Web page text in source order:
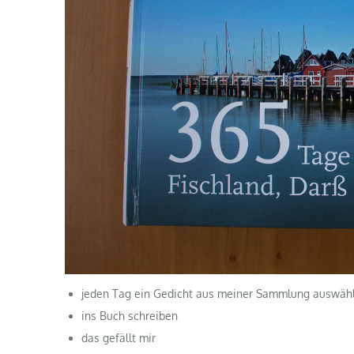
jeden Tag ein Gedicht aus meiner Sammlung
ins Buch schreiben
das gefällt mir